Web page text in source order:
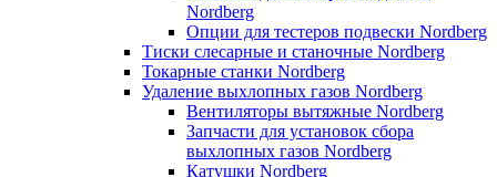
Nordberg
Опции для тестеров подвески Nordberg
Тиски слесарные и станочные Nordberg
Токарные станки Nordberg
Удаление выхлопных газов Nordberg
Вентиляторы вытяжные Nordberg
Запчасти для установок сбора
выхлопных газов Nordberg
Катушки Nordberg